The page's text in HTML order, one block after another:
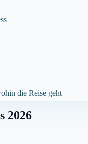
die Reise geht
2026